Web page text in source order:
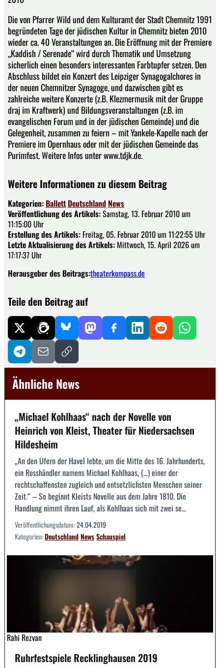
Die von Pfarrer Wild und dem Kulturamt der Stadt Chemnitz 1991
begründeten Tage der jüdischen Kultur in Chemnitz bieten 2010
wieder ca. 40 Veranstaltungen an. Die Eröffnung mit der Premiere
„Kaddish / Serenade“ wird durch Thematik und Umsetzung
sicherlich einen besonders interessanten Farbtupfer setzen. Den
Abschluss bildet ein Konzert des Leipziger Synagogalchores in
der neuen Chemnitzer Synagoge, und dazwischen gibt es
zahlreiche weitere Konzerte (z.B. Klezmermusik mit der Gruppe
draj im Kraftwerk) und Bildungsveranstaltungen (z.B. im
evangelischen Forum und in der jüdischen Gemeinde) und die
Gelegenheit, zusammen zu feiern – mit Yankele-Kapelle nach der
Premiere im Opernhaus oder mit der jüdischen Gemeinde das
Purimfest. Weitere Infos unter www.tdjk.de.
Weitere Informationen zu diesem Beitrag
Kategorien: Ballett Deutschland News
Veröffentlichung des Artikels:Samstag, 13. Februar 2010 um
11:15:00 Uhr
Erstellung des Artikels: Freitag, 05. Februar 2010 um 11:22:55 Uhr
Letzte Aktualisierung des Artikels: Mittwoch, 15. April 2026 um
17:17:37 Uhr
Herausgeber des Beitrags:theaterkompass.de
Teile den Beitrag auf
Ähnliche News
„Michael Kohlhaas“ nach der Novelle von
Heinrich von Kleist, Theater für Niedersachsen
Hildesheim
„An den Ufern der Havel lebte, um die Mitte des 16. Jahrhunderts,
ein Rosshändler namens Michael Kohlhaas, (…) einer der
rechtschaffensten zugleich und entsetzlichsten Menschen seiner
Zeit.“ – So beginnt Kleists Novelle aus dem Jahre 1810. Die
Handlung nimmt ihren Lauf, als Kohlhaas sich mit zwei se...
Veröffentlichungsdatum:24.04.2019
Kategorien:DeutschlandNewsSchauspiel
Rahi Rezvan
Ruhrfestspiele Recklinghausen 2019